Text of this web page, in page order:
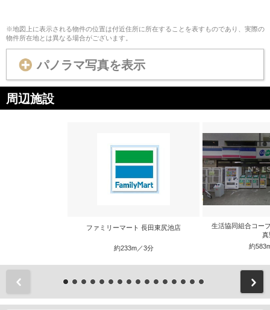
※地図上に表示される物件の位置は付近住所に所在することを表すものであり、実際の
物件所在地とは異なる場合がございます。
パノラマ写真を表示
周辺施設
ファミリーマート 長田東尻池店
約233m／3分
生活協同組合コー
真
約